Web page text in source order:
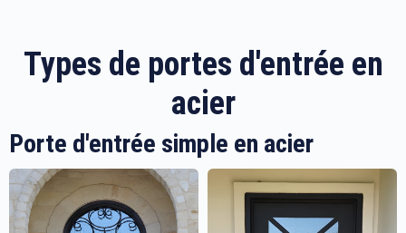
Types de portes d'entrée en
acier
Porte d'entrée simple en acier